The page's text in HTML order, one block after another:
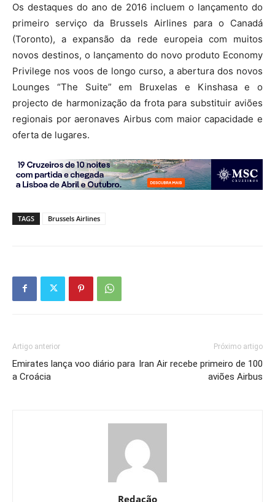
Os destaques do ano de 2016 incluem o lançamento do
primeiro serviço da Brussels Airlines para o Canadá
(Toronto), a expansão da rede europeia com muitos
novos destinos, o lançamento do novo produto Economy
Privilege nos voos de longo curso, a abertura dos novos
Lounges “The Suite” em Bruxelas e Kinshasa e o
projecto de harmonização da frota para substituir aviões
regionais por aeronaves Airbus com maior capacidade e
oferta de lugares.
TAGS Brussels Airlines
Artigo anterior
Emirates lança voo diário para
a Croácia
Próximo artigo
Iran Air recebe primeiro de 100
aviões Airbus
Redação